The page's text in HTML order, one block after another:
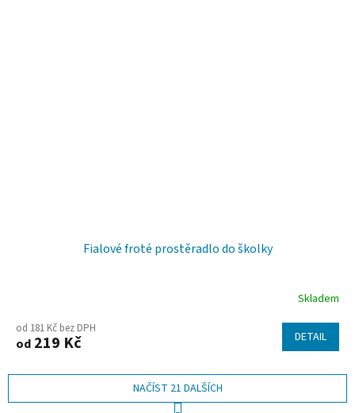
Fialové froté prostěradlo do školky
Skladem
od 181 Kč bez DPH
od 219 Kč DETAIL
NAČÍST 21 DALŠÍCH
S